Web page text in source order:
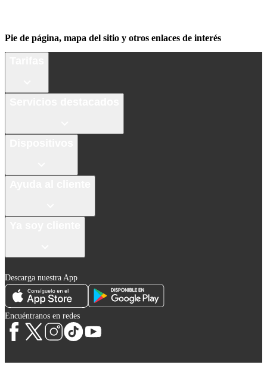
Pie de página, mapa del sitio y otros enlaces de interés
Descarga nuestra App
Encuéntranos en redes